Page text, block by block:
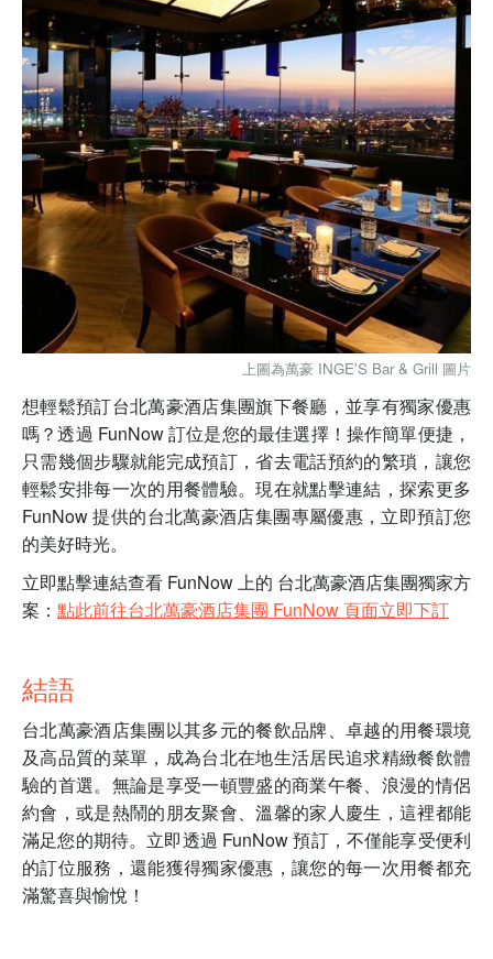
上圖為萬豪 INGE'S Bar & Grill 圖片
想輕鬆預訂台北萬豪酒店集團旗下餐廳，並享有獨家優惠
嗎？透過 FunNow 訂位是您的最佳選擇！操作簡單便捷，
只需幾個步驟就能完成預訂，省去電話預約的繁瑣，讓您
輕鬆安排每一次的用餐體驗。現在就點擊連結，探索更多
FunNow 提供的台北萬豪酒店集團專屬優惠，立即預訂您
的美好時光。
立即點擊連結查看 FunNow 上的 台北萬豪酒店集團獨家方
案： 點此前往台北萬豪酒店集團 FunNow 頁面立即下訂
結語
台北萬豪酒店集團以其多元的餐飲品牌、卓越的用餐環境
及高品質的菜單，成為台北在地生活居民追求精緻餐飲體
驗的首選。無論是享受一頓豐盛的商業午餐、浪漫的情侶
約會，或是熱鬧的朋友聚會、溫馨的家人慶生，這裡都能
滿足您的期待。立即透過 FunNow 預訂，不僅能享受便利
的訂位服務，還能獲得獨家優惠，讓您的每一次用餐都充
滿驚喜與愉悅！